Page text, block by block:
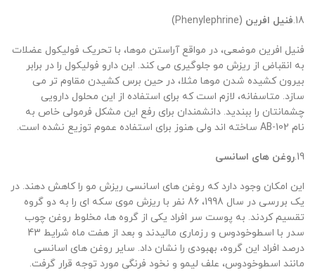
18. فنیل افرین (Phenylephrine)
فنیل افرین موضعی، در مواقع آراستن موها، با تحریک فولیکول عضلات
به انقباض از ریزش مو جلوگیری می کند. این دارو فولیکول را در برابر
بیرون کشیده شدن موها مثلا، در حین برس کشیدن مقاوم تر می
سازد. متاسفانه، لازم است که برای استفاده از این محلول دارویی
چشمانتان را ببندید. دانشمندان برای رفع این مشکل فرمولی خاص به
نام AB-102 ساخته اند ولی هنوز برای استفاده عموم توزیع نشده است.
19. روغن های اسانسی
این امکان وجود دارد که روغن های اسانسی ریزش مو را کاهش دهند. در
یک بررسی در سال 1998، 86 نفر با ریزش موی سکه ای را به دو گروه
تقسیم کردند. به پوست سر افراد یکی از گروه ها، مخلوط روغن چوب
سدر با اسطوخودوس و رزماری مالیدند و بعد از هفت ماه شرایط 43
درصد افراد این گروه، بهبودی را نشان داد. سایر روغن های اسانسی
مانند اسطوخودوس، علف لیمو و نخود فرنگی مورد توجه قرار گرفت.